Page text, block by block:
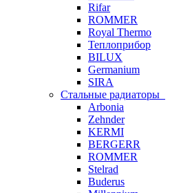
Rifar
ROMMER
Royal Thermo
Теплоприбор
BILUX
Germanium
SIRA
Стальные радиаторы
Arbonia
Zehnder
KERMI
BERGERR
ROMMER
Stelrad
Buderus